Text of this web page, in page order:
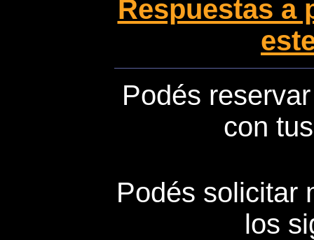
Respuestas a
Podés
con
Podés solicitar
los